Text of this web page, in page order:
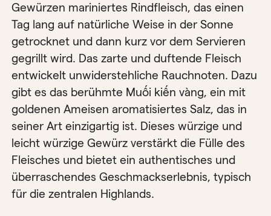
Gewürzen mariniertes Rindfleisch, das einen
Tag lang auf natürliche Weise in der Sonne
getrocknet und dann kurz vor dem Servieren
gegrillt wird. Das zarte und duftende Fleisch
entwickelt unwiderstehliche Rauchnoten. Dazu
gibt es das berühmte Muối kiến ​​​​vàng, ein mit
goldenen Ameisen aromatisiertes Salz, das in
seiner Art einzigartig ist. Dieses würzige und
leicht würzige Gewürz verstärkt die Fülle des
Fleisches und bietet ein authentisches und
überraschendes Geschmackserlebnis, typisch
für die zentralen Highlands.